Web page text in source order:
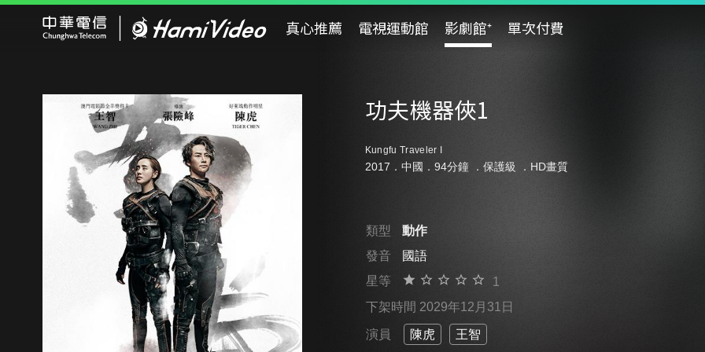
真心推薦 電視運動館 影劇館⁺ 單次付費
功夫機器俠1
Kungfu Traveler I
2017．中國．94分鐘 ． 保護級 ．HD畫質
類型
動作
發音
國語
星等
1
下架時間 2029年12月31日
演員 陳虎 王智